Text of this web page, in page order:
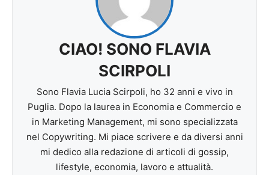
CIAO! SONO FLAVIA
SCIRPOLI
Sono Flavia Lucia Scirpoli, ho 32 anni e vivo in
Puglia. Dopo la laurea in Economia e Commercio e
in Marketing Management, mi sono specializzata
nel Copywriting. Mi piace scrivere e da diversi anni
mi dedico alla redazione di articoli di gossip,
lifestyle, economia, lavoro e attualità.